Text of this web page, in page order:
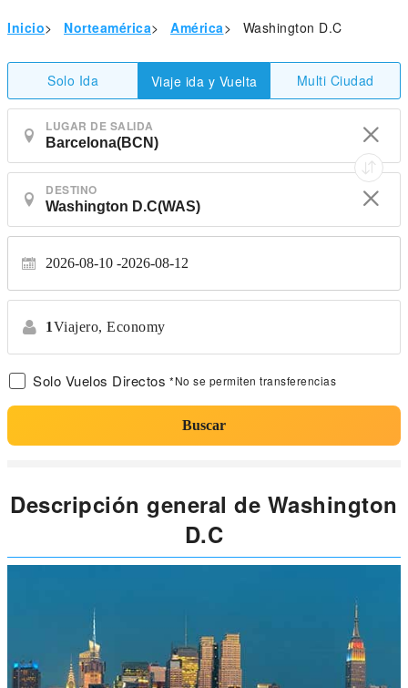
Inicio> Norteamérica> América> Washington D.C
Solo Ida Viaje ida y Vuelta Multi Ciudad
LUGAR DE SALIDA
DESTINO
2026-08-10 2026-08-12
1Viajero, Economy
Solo Vuelos Directos *No se permiten transferencias
Buscar
Descripción general de Washington
D.C